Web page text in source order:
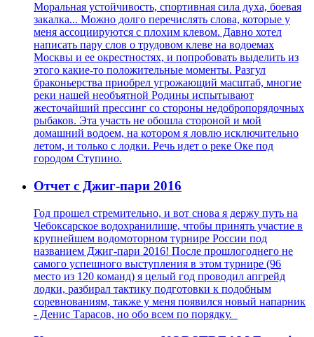
Моральная устойчивость, спортивная сила духа, боевая
закалка... Можно долго перечислять слова, которые у
меня ассоциируются с плохим клевом. Давно хотел
написать пару слов о трудовом клеве на водоемах
Москвы и ее окрестностях, и попробовать выделить из
этого какие-то положительные моменты. Разгул
браконьерства приобрел угрожающий масштаб, многие
реки нашей необъятной Родины испытывают
жесточайший прессинг со стороны недобропорядочных
рыбаков. Эта участь не обошла стороной и мой
домашний водоем, на котором я ловлю исключительно
летом, и только с лодки. Речь идет о реке Оке под
городом Ступино.
Отчет с Джиг-пари 2016
Год прошел стремительно, и вот снова я держу путь на
Чебоксарское водохранилище, чтобы принять участие в
крупнейшем водомоторном турнире России под
названием Джиг-пари 2016! После прошлогоднего не
самого успешного выступления в этом турнире (96
место из 120 команд) я целый год проводил апгрейд
лодки, разбирал тактику подготовки к подобным
соревнованиям, также у меня появился новый напарник
- Денис Тарасов, но обо всем по порядку.